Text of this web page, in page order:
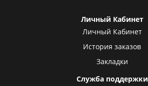
Личный Кабинет
Личный Кабинет
История заказов
Закладки
Служба поддержки